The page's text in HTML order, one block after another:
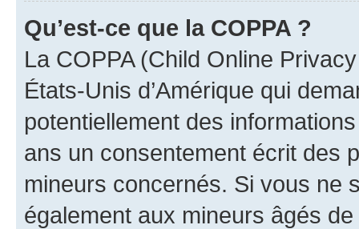
Qu’est-ce que la COPPA ?
La COPPA (Child Online
États-Unis d’Amérique qui
potentiellement des
ans un consentement écrit des
mineurs concernés. Si vous ne
également aux mineurs âgés